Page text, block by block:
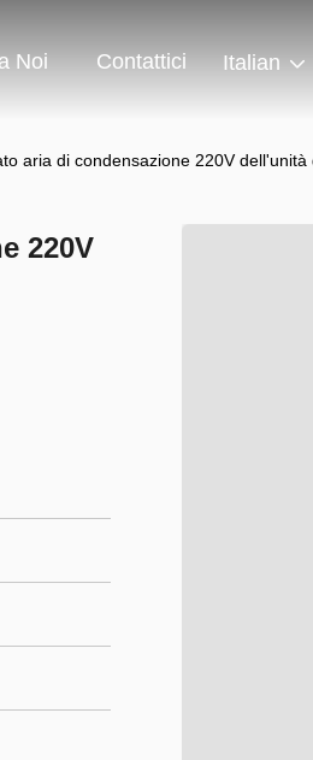
Noi Contattici Italian
aria di condensazione 220V
220V